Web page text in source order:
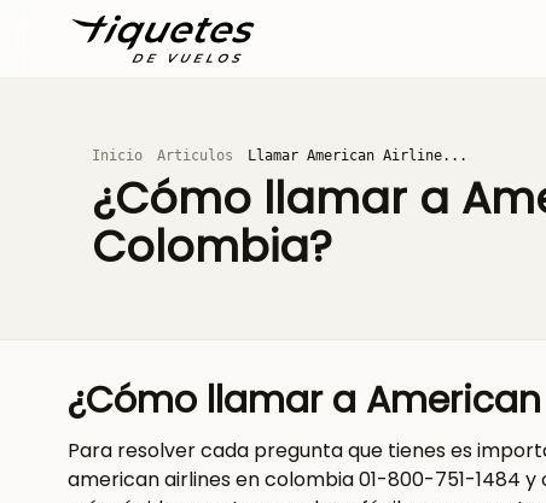
Inicio Articulos Llamar American Airline...
¿Cómo llamar a
Colombia?
¿Cómo llamar a
Para resolver cada pregunta que tienes es
american airlines en colombia 01-800-751-1484